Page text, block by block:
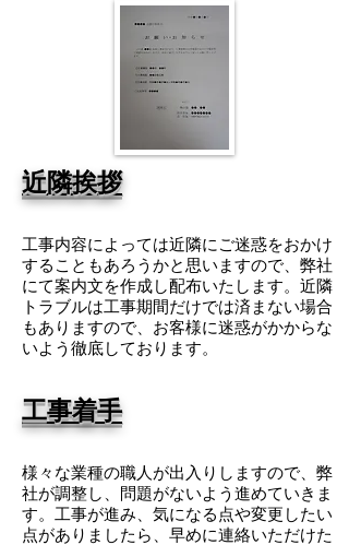
近隣挨拶
工事内容によっては近隣にご迷惑をおかけ
することもあろうかと思いますので、弊社
にて案内文を作成し配布いたします。近隣
トラブルは工事期間だけでは済まない場合
もありますので、お客様に迷惑がかからな
いよう徹底しております。
工事着手
様々な業種の職人が出入りしますので、弊
社が調整し、問題がないよう進めていきま
す。工事が進み、気になる点や変更したい
点がありましたら、早めに連絡いただけた